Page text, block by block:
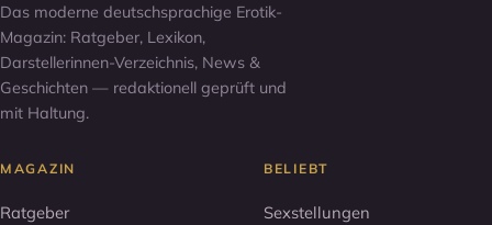
Das moderne deutschsprachige Erotik-
Magazin: Ratgeber, Lexikon,
Darstellerinnen-Verzeichnis, News &
Geschichten — redaktionell geprüft und
mit Haltung.
MAGAZIN
Ratgeber
BELIEBT
Sexstellungen